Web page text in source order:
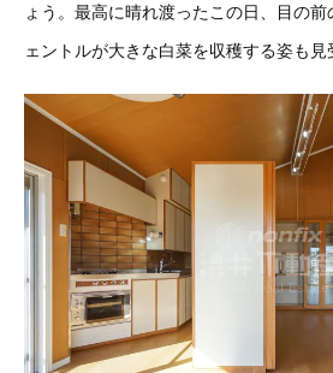
ょう。最高に晴れ渡ったこの日、目の
ェントルが大きな白菜を収穫する姿も見